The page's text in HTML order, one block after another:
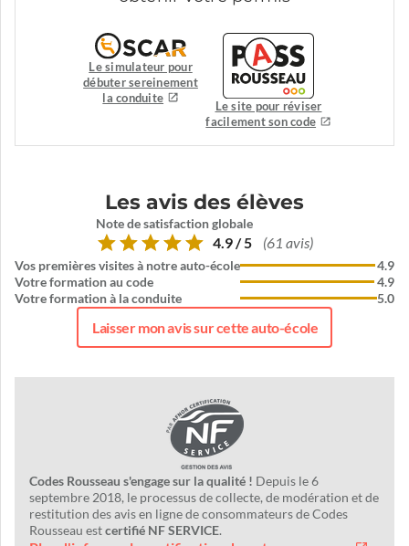
Le simulateur pour
débuter sereinement
la conduite
Le site pour réviser
facilement son code
Les avis des élèves
Note de satisfaction globale
4.9 / 5 (61 avis)
Vos premières visites à notre auto-école
Votre formation au code
Votre formation à la conduite
4.9
4.9
5.0
Laisser mon avis sur cette auto-école
Codes Rousseau s'engage sur la qualité ! Depuis le 6
septembre 2018, le processus de collecte, de modération et de
restitution des avis en ligne de consommateurs de Codes
Rousseau estcertifié NF SERVICE.